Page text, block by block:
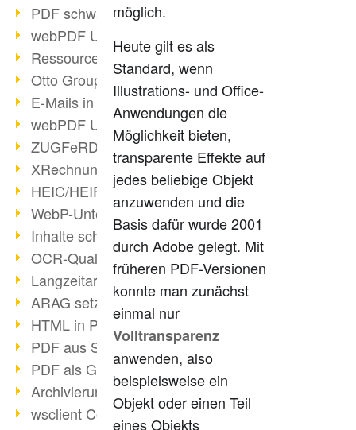
PDF schwärzen & bereinigen
webPDF Update 8.0.0.2193
Ressourcen für Entwickler
Otto Group Recruiting
E-Mails in PDF
webPDF Update 8.0.0.2176
ZUGFeRD im Überblick
XRechnung Überblick
HEIC/HEIF-Unterstützung
WebP-Unterstützung
Inhalte schwärzen
OCR-Qualität verbessert
Langzeitarchivierung PDF
ARAG setzt auf webPDF
HTML in PDF umwandeln
PDF aus SAP
PDF als Grafik exportieren
Archivierung & Migration
wsclient Converter
möglich.
Heute gilt es als
Standard, wenn
Illustrations- und Office-
Anwendungen die
Möglichkeit bieten,
transparente Effekte auf
jedes beliebige Objekt
anzuwenden und die
Basis dafür wurde 2001
durch Adobe gelegt. Mit
früheren PDF-Versionen
konnte man zunächst
einmal nur
Volltransparenz
anwenden, also
beispielsweise ein
Objekt oder einen Teil
eines Objekts